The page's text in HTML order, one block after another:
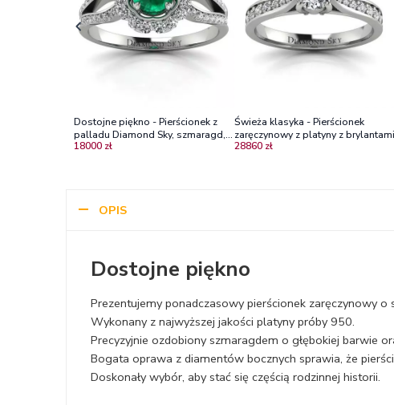
Dostojne piękno - Pierścionek z
palladu Diamond Sky, szmaragd,
diamenty
18000 zł
Świeża klasyka - Pierścionek
zaręczynowy z platyny z brylantami
28860 zł
OPIS
Dostojne piękno
Prezentujemy ponadczasowy pierścionek zaręczynowy o
Wykonany z najwyższej jakości platyny próby 950.
Precyzyjnie ozdobiony szmaragdem o głębokiej barwie
Bogata oprawa z diamentów bocznych sprawia, że
Doskonały wybór, aby stać się częścią rodzinnej historii.